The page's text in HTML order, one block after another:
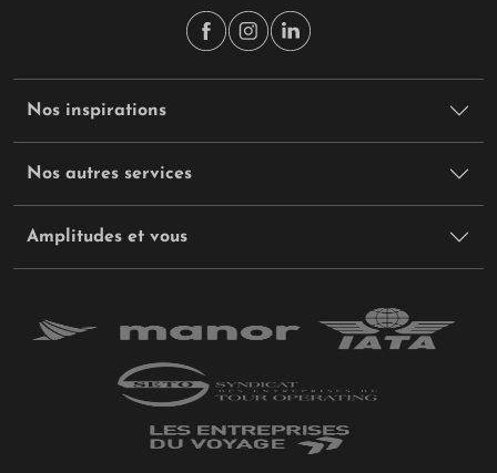
Nos inspirations
Nos autres services
Amplitudes et vous